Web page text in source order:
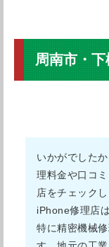
周南市・
いかがでした
理料金や口コ
店をチェック
iPhone修理店
特に精密機械